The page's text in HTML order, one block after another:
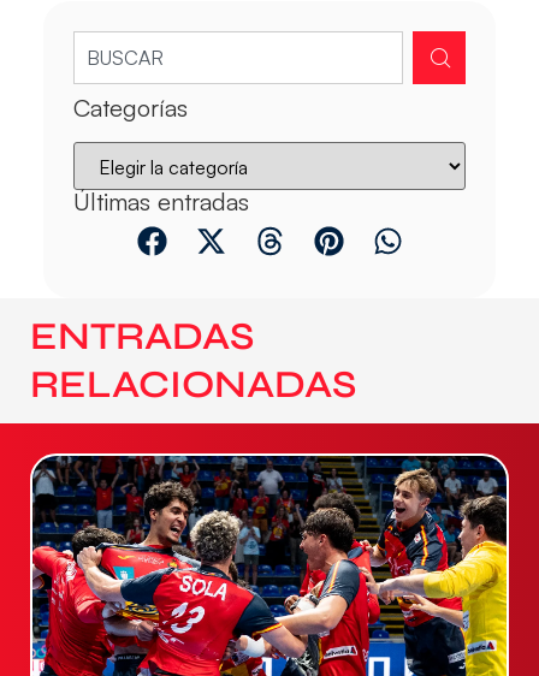
Categorías
Últimas entradas
ENTRADAS
RELACIONADAS